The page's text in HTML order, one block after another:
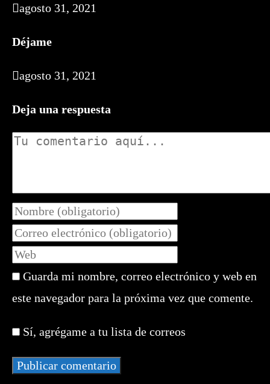
agosto 31, 2021
Déjame
agosto 31, 2021
Deja una respuesta
Comentario
Introduce
tu
nombre
o
de
usuario
comentar
Introduce
tu
dirección
de
electrónico
comentar
Introduce
la
URL
de
web
(opcional)
Guarda mi nombre, correo electrónico y web en
este navegador para la próxima vez que comente.
Sí, agrégame a tu lista de correos